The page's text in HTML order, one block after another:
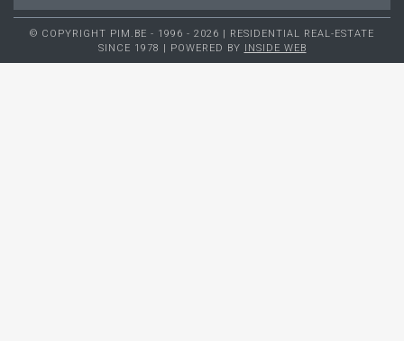
© COPYRIGHT PIM.BE - 1996 - 2026 | RESIDENTIAL REAL-ESTATE
SINCE 1978 | POWERED BY INSIDE WEB